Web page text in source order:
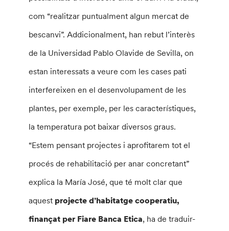
com “realitzar puntualment algun mercat de
bescanvi”. Addicionalment, han rebut l’interès
de la Universidad Pablo Olavide de Sevilla, on
estan interessats a veure com les cases pati
interfereixen en el desenvolupament de les
plantes, per exemple, per les característiques,
la temperatura pot baixar diversos graus.
“Estem pensant projectes i aprofitarem tot el
procés de rehabilitació per anar concretant”
explica la María José, que té molt clar que
aquest projecte d’habitatge cooperatiu,
finançat per Fiare Banca Etica, ha de traduir-